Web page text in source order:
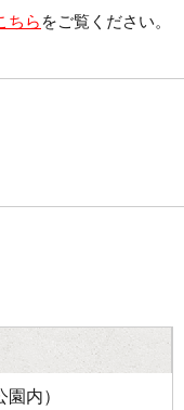
ちらをご覧ください。
内）